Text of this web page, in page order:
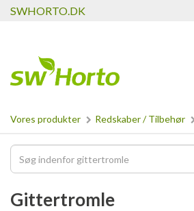
SWHORTO.DK
Vores produkter Redskaber / Tilbehør
Gittertromle